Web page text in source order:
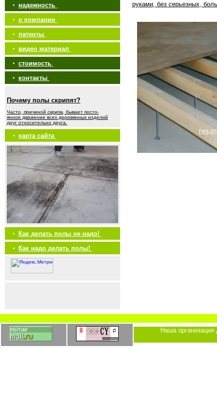
• надежность
• о компании
• патенты
• видео материал
• стоимость
• контакты
Почему полы скрипят?
Часто, причиной скрипа, бывает посто-
янное движение всех деревянных изделий
друг относительно друга.
• карта сайта
•
Как делать полы не надо!
•
Как надо делать полы!
руками, без серьезных,
Наша